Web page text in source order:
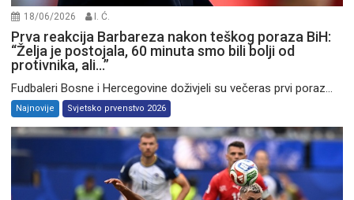
18/06/2026 I. Ć.
Prva reakcija Barbareza nakon teškog poraza BiH:
“Želja je postojala, 60 minuta smo bili bolji od
protivnika, ali…”
Fudbaleri Bosne i Hercegovine doživjeli su večeras prvi poraz...
Najnovije Svjetsko prvenstvo 2026